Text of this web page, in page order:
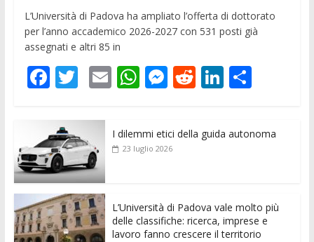
L’Università di Padova ha ampliato l’offerta di dottorato
per l’anno accademico 2026-2027 con 531 posti già
assegnati e altri 85 in
F
e
b
o
o
k
T
itt
er
E
ai
l
W
s
p
M
ss
e
er
R
di
Li
e
C
di
I dilemmi etici della guida autonoma
23 luglio 2026
L’Università di Padova vale molto più
delle classifiche: ricerca, imprese e
lavoro fanno crescere il territorio